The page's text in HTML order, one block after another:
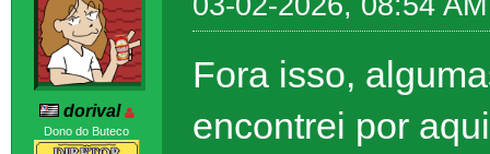
dorival
Dono do Buteco
Fora isso,
encontrei por